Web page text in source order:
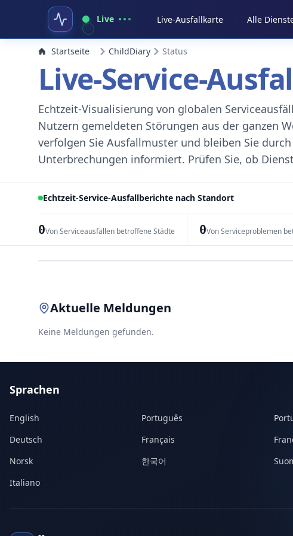
Live Live-Ausfallkarte Alle
Startseite ChildDiary Status
Live-Service-
Echtzeit-Visualisierung von globalen
Nutzern gemeldeten Störungen aus der ganzen
verfolgen Sie Ausfallmuster und bleiben Sie
Unterbrechungen informiert. Prüfen Sie, ob
Echtzeit-Service-Ausfallberichte nach Standort
0Von Serviceausfällen betroffene Städte 0Von Serviceproblemen
Aktuelle Meldungen
Keine Meldungen gefunden.
Sprachen
English Português
Deutsch
Français
Norsk
한국어
Italiano